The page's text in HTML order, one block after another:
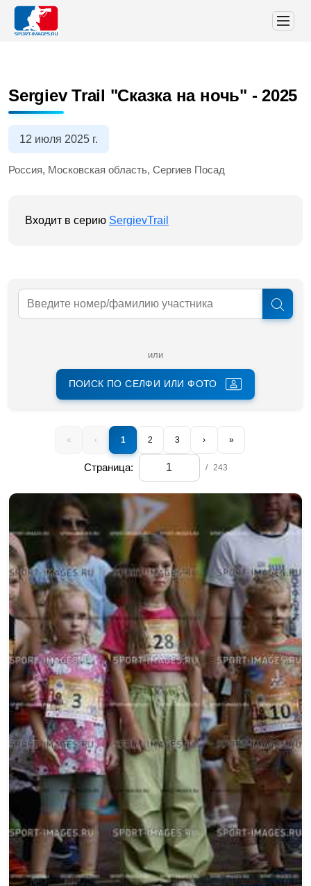
Sergiev Trail "Сказка на ночь" - 2025
12 июля 2025 г.
Россия, Московская область, Сергиев Посад
Входит в серию SergievTrail
или
ПОИСК ПО СЕЛФИ ИЛИ ФОТО
« ‹ 1 2 3 › »
Страница: / 243